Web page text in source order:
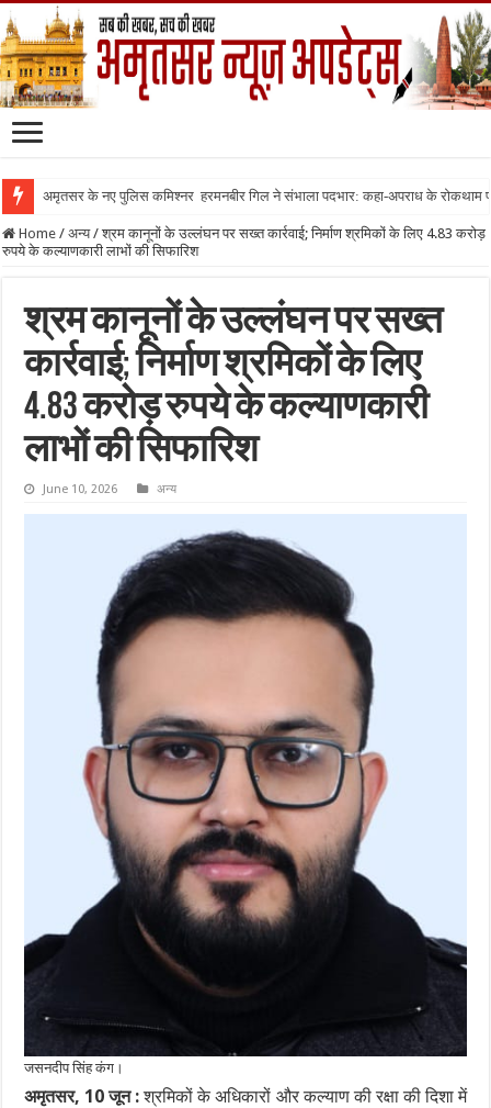
अमृतसर के नए पुलिस कमिश्नर हरमनबीर गिल ने संभाला पदभार: कहा-अपराध के रोकथाम
Home / अन्य / श्रम कानूनों के उल्लंघन पर सख्त कार्रवाई; निर्माण श्रमिकों के लिए 4.83 करोड़
रुपये के कल्याणकारी लाभों की सिफारिश
श्रम कानूनों के उल्लंघन पर सख्त
कार्रवाई; निर्माण श्रमिकों के लिए
4.83 करोड़ रुपये के कल्याणकारी
लाभों की सिफारिश
June 10, 2026 अन्य
जसनदीप सिंह कंग।
अमृतसर, 10 जून :श्रमिकों के अधिकारों और कल्याण की रक्षा की दिशा में